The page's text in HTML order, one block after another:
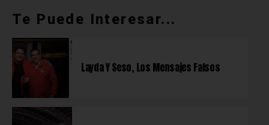
Te Puede Interesar...
Layda Y Seso, Los Mensajes Falsos